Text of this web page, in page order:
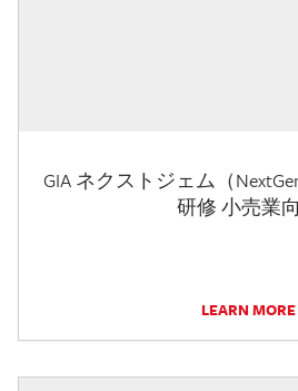
GIA ネクストジェム（
研修 小売業
LEARN MORE